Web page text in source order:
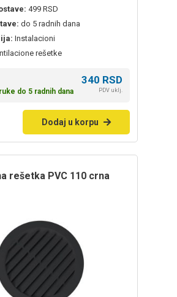
499 RSD
do 5 radnih dana
Instalacioni
rešetke
do 5 radnih dana
340 RSD
PDV uklj.
Dodaj u korpu
rešetka PVC 110 crna